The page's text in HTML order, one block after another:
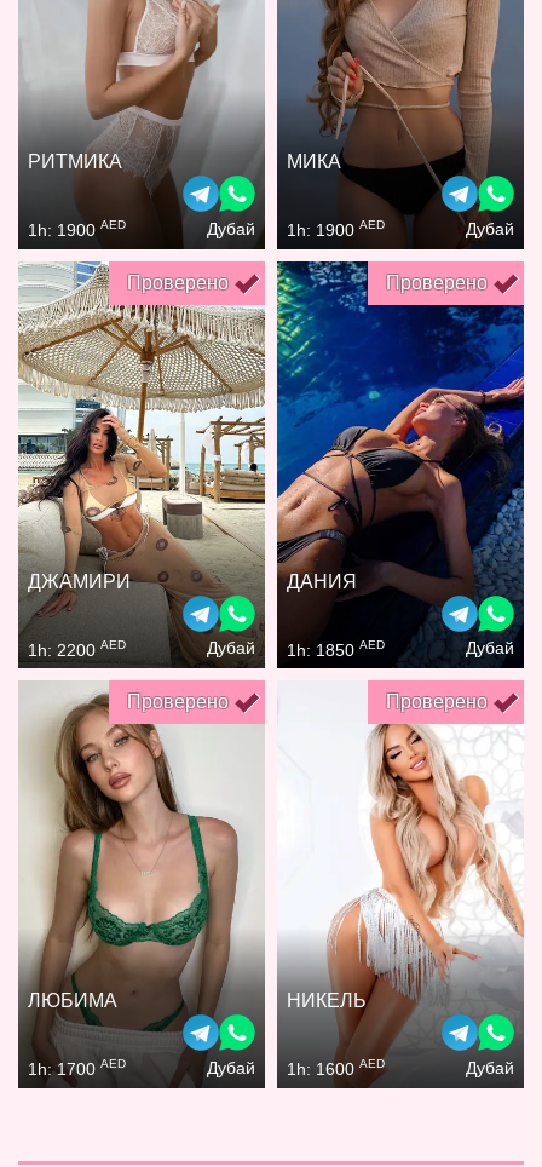
РИТМИКА
1h: 1900 AED Дубай
МИКА
1h: 1900 AED Дубай
Проверено
ДЖАМИРИ
1h: 2200 AED Дубай
Проверено
ДАНИЯ
1h: 1850 AED Дубай
Проверено
ЛЮБИМА
1h: 1700 AED Дубай
Проверено
НИКЕЛЬ
1h: 1600 AED Дубай